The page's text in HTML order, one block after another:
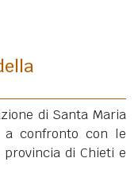
di Santa Maria
a confronto con le
di Chieti e